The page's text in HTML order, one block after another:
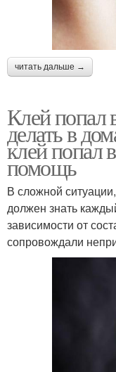
читать дальше →
Клей попал
делать в
клей попал
помощь
В сложной
должен знать
зависимости от
сопровождали